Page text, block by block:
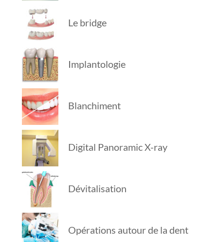
Le bridge
Implantologie
Blanchiment
Digital Panoramic X-ray
Dévitalisation
Opérations autour de la dent